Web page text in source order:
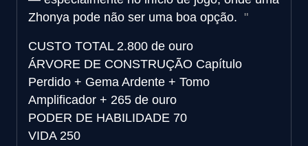
Zhonya pode não ser uma boa opção.
CUSTO TOTAL 2.800 de ouro
ÁRVORE DE CONSTRUÇÃO Capítulo
Perdido + Gema Ardente + Tomo
Amplificador + 265 de ouro
PODER DE HABILIDADE 70
VIDA 250